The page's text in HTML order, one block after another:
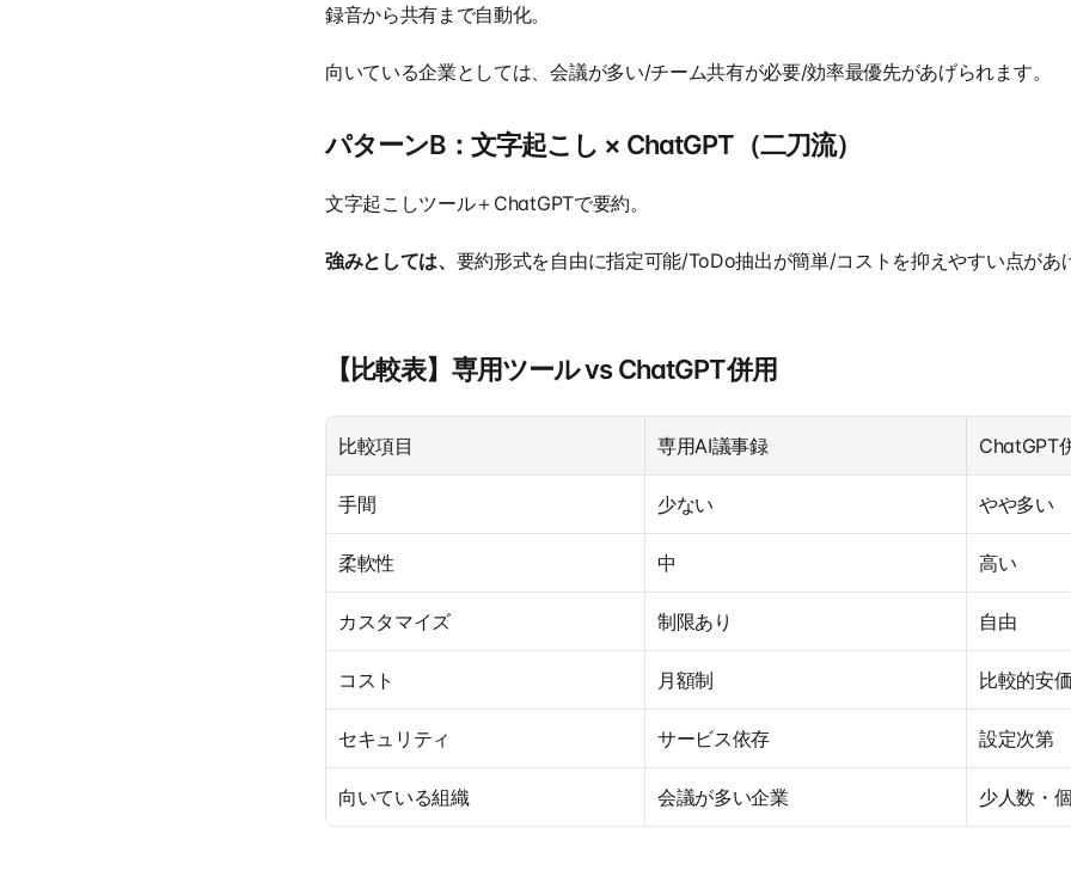
録音から共有まで自動化。
向いている企業としては、会議が多い/チーム共有が必要/効率最優先があげられます。
パターンB：文字起こし × ChatGPT（二刀流）
文字起こしツール＋ChatGPTで要約。
強みとしては、 要約形式を自由に指定可能/ToDo抽出が簡単/コストを抑えやすい点があ
【比較表】専用ツール vs ChatGPT併用
比較項目 専用AI議事録 ChatGPT
手間 少ない やや多い
柔軟性 中 高い
カスタマイズ 制限あり 自由
コスト 月額制 比較的安
セキュリティ サービス依存 設定次第
向いている組織 会議が多い企業 少人数・